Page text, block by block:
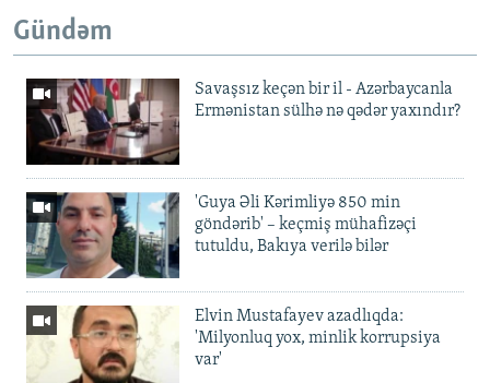
Gündəm
Savaşsız keçən bir il - Azərbaycanla
Ermənistan sülhə nə qədər yaxındır?
'Guya Əli Kərimliyə 850 min
göndərib' – keçmiş mühafizəçi
tutuldu, Bakıya verilə bilər
Elvin Mustafayev azadlıqda:
'Milyonluq yox, minlik korrupsiya
var'